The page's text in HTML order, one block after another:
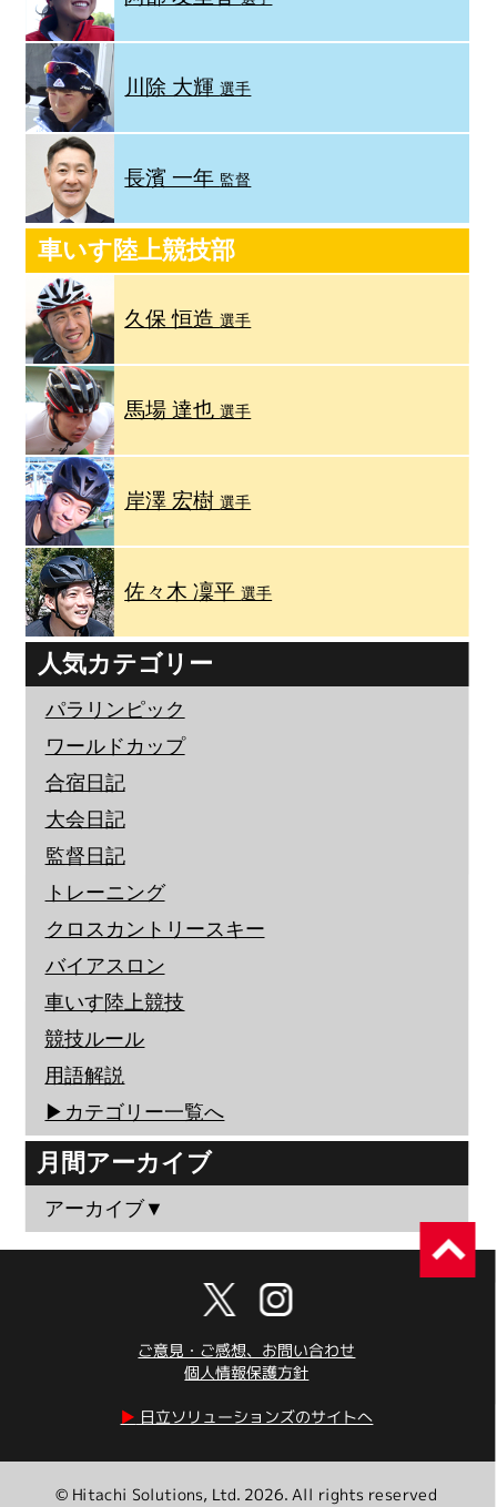
川除 大輝選手
長濱 一年 監督
車いす陸上競技部
久保 恒造選手
馬場 達也選手
岸澤 宏樹選手
佐々木 凜平選手
人気カテゴリー
パラリンピック
ワールドカップ
合宿日記
大会日記
監督日記
トレーニング
クロスカントリースキー
バイアスロン
車いす陸上競技
競技ルール
用語解説
▶︎カテゴリー一覧へ
月間アーカイブ
アーカイブ▼
ご意見・ご感想、お問い合わせ
個人情報保護方針
▶︎ 日立ソリューションズのサイトへ
© Hitachi Solutions, Ltd. 2026. All rights reserved